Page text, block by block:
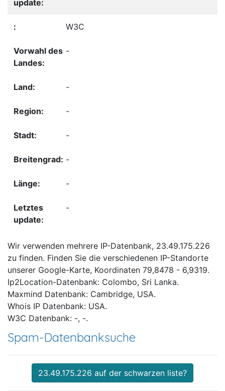
W3C
-
-
-
-
-
-
-
Wir verwenden mehrere IP-Datenbank, 23.49.175.226
zu finden. Finden Sie die verschiedenen IP-Standorte
unserer Google-Karte, Koordinaten 79,8478 - 6,9319.
Ip2Location-Datenbank: Colombo, Sri Lanka.
Maxmind Datenbank: Cambridge, USA.
Whois IP Datenbank: USA.
W3C Datenbank: -, -.
Spam-Datenbanksuche
23.49.175.226 auf der schwarzen liste?